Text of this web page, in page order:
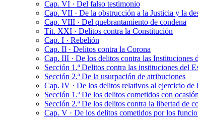
Cap. VI · Del falso testimonio
Cap. VII · De la obstrucción a la Justicia y la
Cap. VIII · Del quebrantamiento de condena
Tít. XXI · Delitos contra la Constitución
Cap. I · Rebelión
Cap. II · Delitos contra la Corona
Cap. III · De los delitos contra las Instituciones
Sección 1.ª Delitos contra las instituciones del
Sección 2.ª De la usurpación de atribuciones
Cap. IV · De los delitos relativos al ejercicio de
Sección 1.ª De los delitos cometidos con
Sección 2.ª De los delitos contra la libertad de
Cap. V · De los delitos cometidos por los